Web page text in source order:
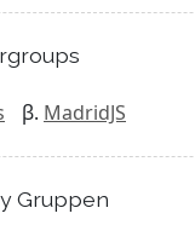
MadridJS
Gruppen